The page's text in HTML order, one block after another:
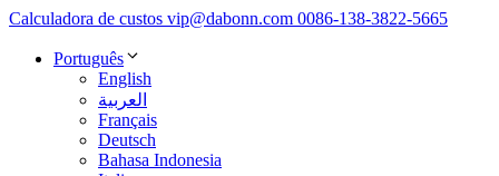
Calculadora de custos vip@dabonn.com 0086-138-3822-5665
Português
English
العربية
Français
Deutsch
Bahasa Indonesia